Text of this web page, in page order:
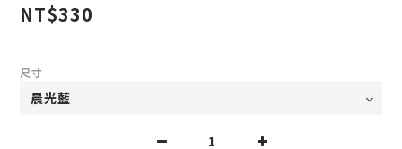
NT$330
尺寸